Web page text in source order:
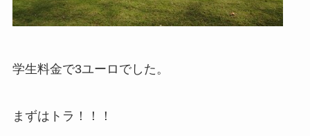
学生料金で3ユーロでした。
まずはトラ！！！